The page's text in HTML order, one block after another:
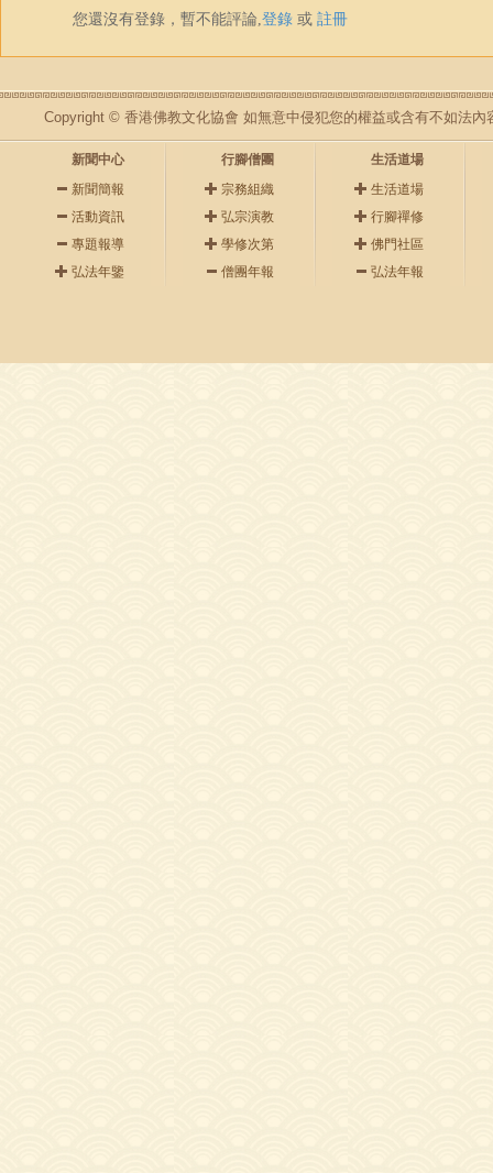
您還沒有登錄，暫不能評論,登錄 或 註冊
Copyright © 香港佛教文化協會 如無意中侵犯您的權益或含有不如法內
新聞中心
新聞簡報
活動資訊
專題報導
弘法年鑒
行腳僧團
宗務組織
弘宗演教
學修次第
僧團年報
生活道場
生活道場
行腳禪修
佛門社區
弘法年報